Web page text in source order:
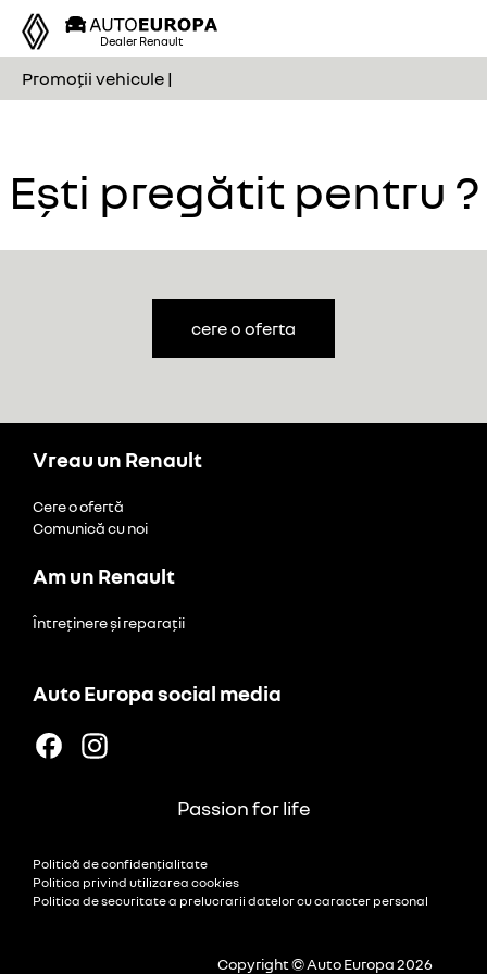
Dealer Renault
Promoții vehicule |
Ești pregătit pentru ?
cere o oferta
Vreau un Renault
Cere o ofertă
Comunică cu noi
Am un Renault
Întreținere și reparații
Auto Europa social media
Passion for life
Politică de confidențialitate
Politica privind utilizarea cookies
Politica de securitate a prelucrarii datelor cu caracter personal
Copyright © Auto Europa 2026